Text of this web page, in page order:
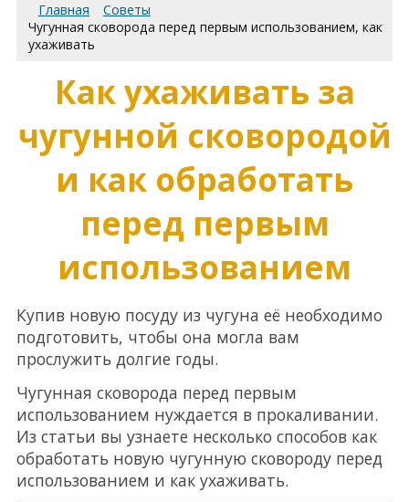
Главная
Советы
Чугунная сковорода перед первым использованием, как
ухаживать
Как ухаживать за
чугунной сковородой
и как обработать
перед первым
использованием
Купив новую посуду из чугуна её необходимо
подготовить, чтобы она могла вам
прослужить долгие годы.
Чугунная сковорода перед первым
использованием нуждается в прокаливании.
Из статьи вы узнаете несколько способов как
обработать новую чугунную сковороду перед
использованием и как ухаживать.